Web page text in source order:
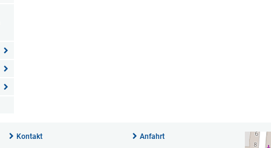
Kontakt Anfahrt